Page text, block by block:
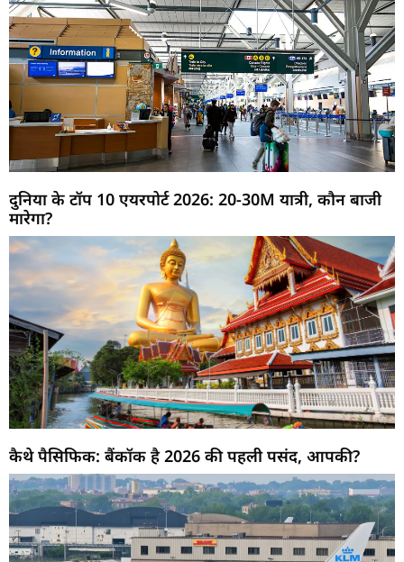
दुनिया के टॉप 10 एयरपोर्ट 2026: 20-30M यात्री, कौन बाजी
मारेगा?
कैथे पैसिफिक: बैंकॉक है 2026 की पहली पसंद, आपकी?